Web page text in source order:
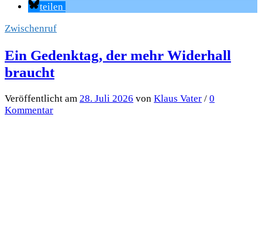
teilen
Zwischenruf
Ein Gedenktag, der mehr Widerhall
braucht
Veröffentlicht am 28. Juli 2026 von Klaus Vater / 0
Kommentar